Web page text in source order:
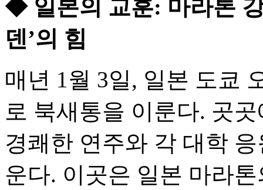
◆ 일본의 교훈: 마라톤
덴’의 힘
매년 1월 3일, 일본 도쿄
로 북새통을 이룬다. 곳
경쾌한 연주와 각 대학
운다. 이곳은 일본 마라